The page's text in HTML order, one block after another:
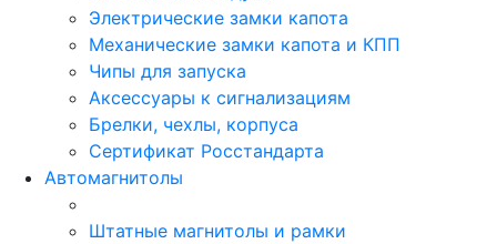
Электрические замки капота
Механические замки капота и КПП
Чипы для запуска
Аксессуары к сигнализациям
Брелки, чехлы, корпуса
Сертификат Росстандарта
Автомагнитолы
Штатные магнитолы и рамки